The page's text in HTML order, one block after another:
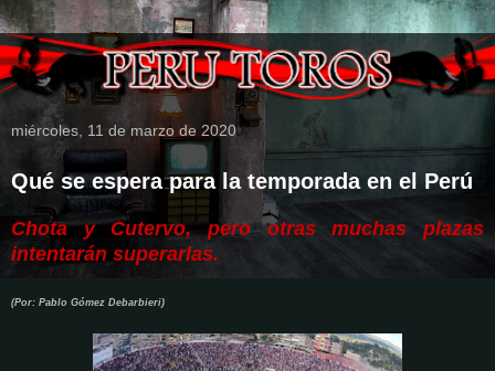
miércoles, 11 de marzo de 2020
Qué se espera para la temporada en el Perú
Chota y Cutervo, pero otras muchas plazas
intentarán superarlas.
(Por: Pablo Gómez Debarbieri)